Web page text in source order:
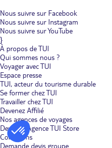
Nous suivre sur Facebook
Nous suivre sur Instagram
Nous suivre sur YouTube
}
À propos de TUI
Qui sommes nous ?
Voyager avec TUI
Espace presse
TUI, acteur du tourisme durable
Se former chez TUI
Travailler chez TUI
Devenez Affilié
Nos agences de voyages
Devenez Agence TUI Store
Conditions
Demande devis groupe